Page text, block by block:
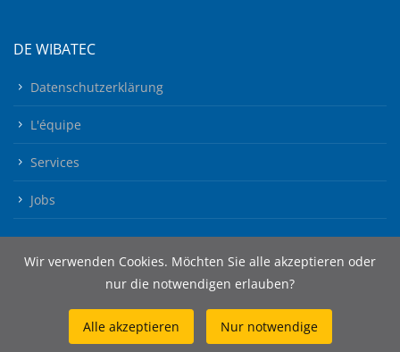
DE WIBATEC
Datenschutzerklärung
L'équipe
Services
Jobs
Wir verwenden Cookies. Möchten Sie alle akzeptieren oder
nur die notwendigen erlauben?
Alle akzeptieren Nur notwendige